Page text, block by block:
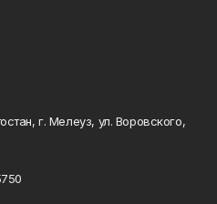
г. Мелеуз, ул. Воровского,